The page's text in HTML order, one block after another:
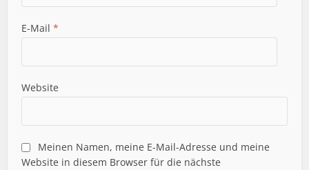
E-Mail*
Website
Meinen Namen, meine E-Mail-Adresse und meine
Website in diesem Browser für die nächste